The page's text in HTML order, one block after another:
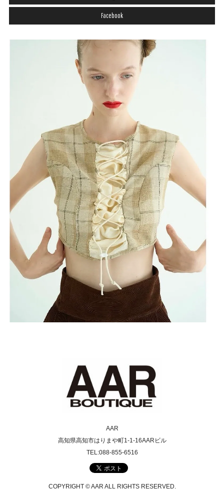
Facebook
AAR
高知県高知市はりまや町1-1-16AARビル
TEL:088-855-6516
COPYRIGHT © AAR ALL RIGHTS RESERVED.